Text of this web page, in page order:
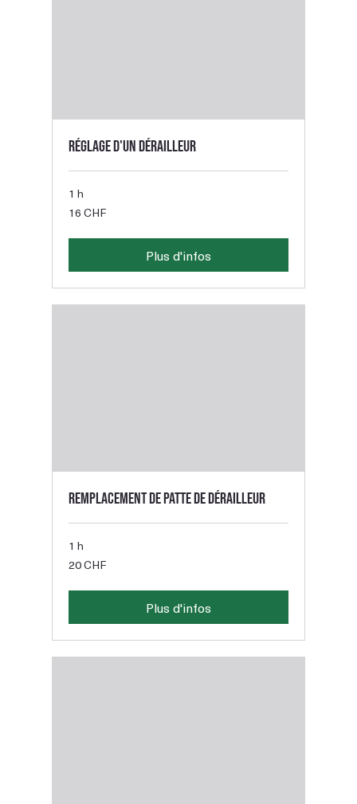
Réglage d'un dérailleur
1 h
francs
16 CHF
Plus d'infos
Remplacement de patte de dérailleur
1 h
francs
20 CHF
Plus d'infos